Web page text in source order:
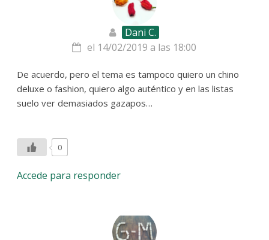
Dani C.
el 14/02/2019 a las 18:00
De acuerdo, pero el tema es tampoco quiero un chino
deluxe o fashion, quiero algo auténtico y en las listas
suelo ver demasiados gazapos…
0
Accede para responder